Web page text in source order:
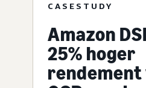
CASESTUDY
Amazon
25% hoger
rendement